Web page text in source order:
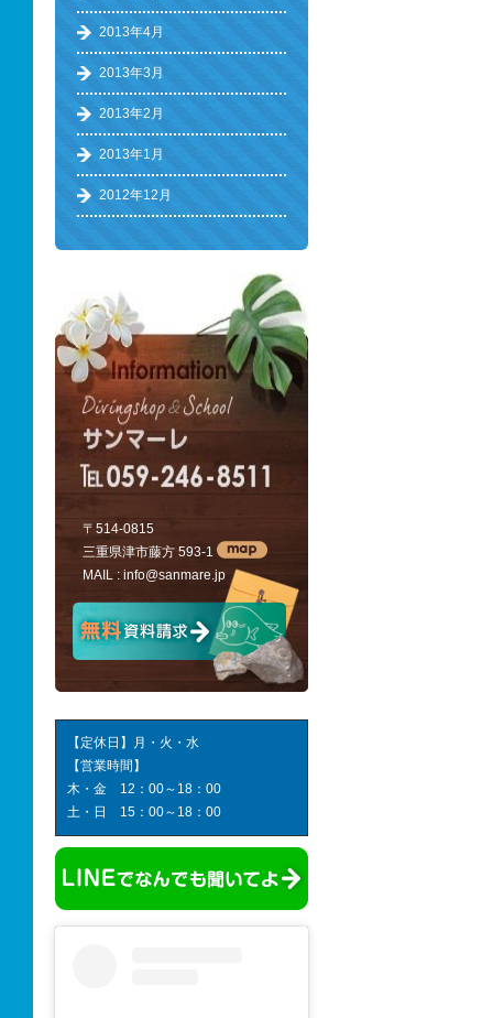
2013年4月
2013年3月
2013年2月
2013年1月
2012年12月
〒514-0815
三重県津市藤方 593-1
MAIL : info@sanmare.jp
【定休日】月・火・水
【営業時間】
木・金 12：00～18：00
土・日 15：00～18：00